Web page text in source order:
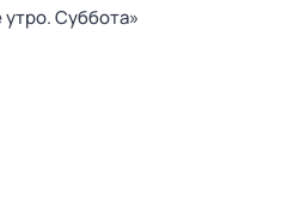
Суббота»